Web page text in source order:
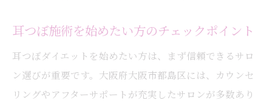
耳つぼ施術を始めたい方のチェックポイント
耳つぼダイエットを始めたい方は、まず信頼できるサロ
ン選びが重要です。大阪府大阪市都島区には、カウンセ
リングやアフターサポートが充実したサロンが多数あり